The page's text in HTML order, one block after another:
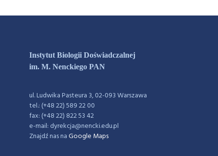
Instytut Biologii Doświadczalnej
im. M. Nenckiego PAN
ul. Ludwika Pasteura 3, 02-093 Warszawa
tel.: (+48 22) 589 22 00
fax: (+48 22) 822 53 42
e-mail: dyrekcja@nencki.edu.pl
Znajdź nas naGoogle Maps